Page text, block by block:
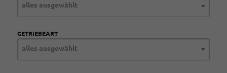
alles ausgewählt
GETRIEBEART
alles ausgewählt